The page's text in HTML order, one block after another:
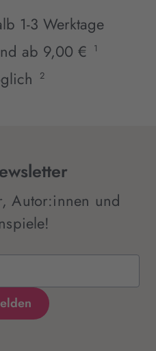
1-3 Werktage
ab 9,00 €
1
2
Autor:innen und